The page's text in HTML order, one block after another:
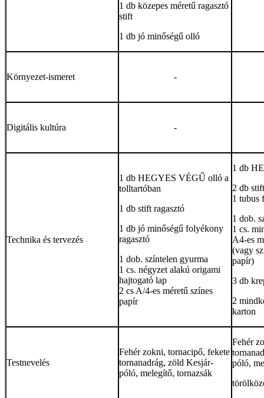
1 db közepes méretű ragasztó
stift
1 db jó minőségű olló
Környezet-ismeret -
Digitális kultúra -
Technika és tervezés
1 db HEGYES VÉGŰ olló a
tolltartóban
1 db stift ragasztó
1 db jó minőségű folyékony
ragasztó
1 dob. színtelen gyurma
1 cs. négyzet alakú origami
hajtogató lap
2 cs A/4-es méretű színes
papír
1 db
2 db
1 tubus
1 dob.
1 cs.
A4-es
(vagy
papír)
3 db
2
karton
Testnevelés
Fehér zokni, tornacipő, fekete
tornanadrág, zöld Kesjár-
póló, melegítő, tornazsák
Fehér
póló,